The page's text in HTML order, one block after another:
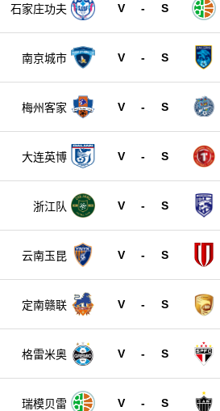
石家庄功夫 V - S
南京城市 V - S
梅州客家 V - S
大连英博 V - S
浙江队 V - S
云南玉昆 V - S
定南赣联 V - S
格雷米奥 V - S
瑞模贝雷 V - S